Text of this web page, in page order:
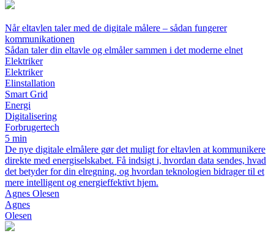
Når eltavlen taler med de digitale målere – sådan fungerer
kommunikationen
Sådan taler din eltavle og elmåler sammen i det moderne elnet
Elektriker
Elektriker
Elinstallation
Smart Grid
Energi
Digitalisering
Forbrugertech
5 min
De nye digitale elmålere gør det muligt for eltavlen at kommunikere
direkte med energiselskabet. Få indsigt i, hvordan data sendes, hvad
det betyder for din elregning, og hvordan teknologien bidrager til et
mere intelligent og energieffektivt hjem.
Agnes Olesen
Agnes
Olesen